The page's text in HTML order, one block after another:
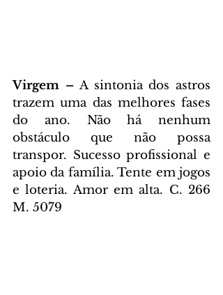
Virgem – A sintonia dos astros
trazem uma das melhores fases
do ano. Não há nenhum
obstáculo que não possa
transpor. Sucesso profissional e
apoio da família. Tente em jogos
e loteria. Amor em alta. C. 266
M. 5079